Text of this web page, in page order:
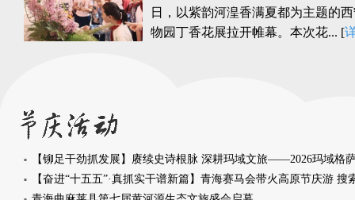
日，以紫韵河湟香满夏都为主题的
物园丁香花展拉开帷幕。本次花... [